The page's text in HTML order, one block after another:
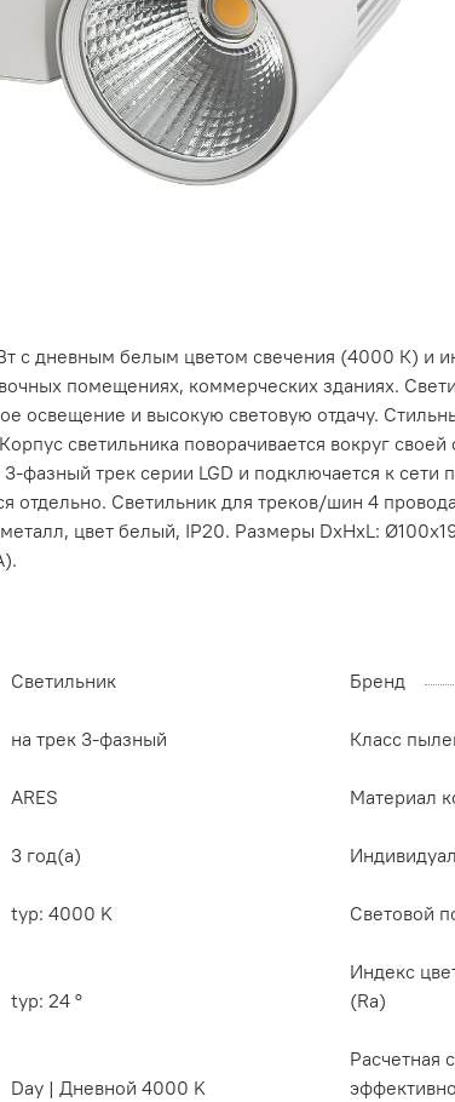
с дневным белым цветом свечения (4000 К) и
помещениях, коммерческих зданиях.
освещение и высокую световую отдачу.
светильника поворачивается вокруг
3-фазный трек серии LGD и подключается к
отдельно. Светильник для треков/шин 4
цвет белый, IP20. Размеры DxHxL:
Светильник Бренд
на трек 3-фазный Класс
ARES Материал
3 год(а)
typ: 4000 K Световой
typ: 24 °
Индекс
(Ra)
Day | Дневной 4000 K
Расчетная